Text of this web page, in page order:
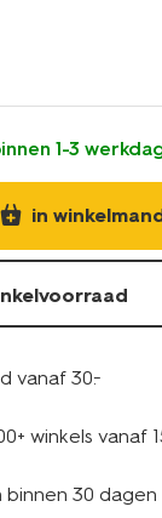
1-3
in
vanaf 30.-
winkels vanaf
30 dagen